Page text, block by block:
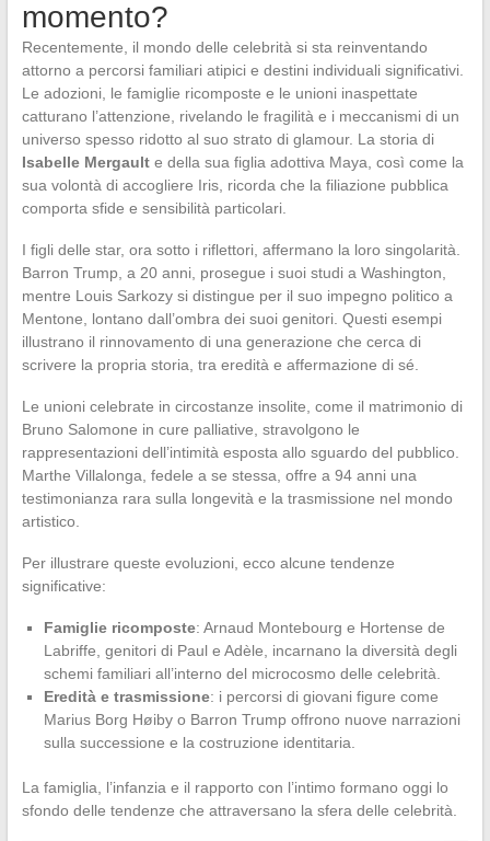
momento?
Recentemente, il mondo delle celebrità si sta reinventando
attorno a percorsi familiari atipici e destini individuali significativi.
Le adozioni, le famiglie ricomposte e le unioni inaspettate
catturano l’attenzione, rivelando le fragilità e i meccanismi di un
universo spesso ridotto al suo strato di glamour. La storia di
Isabelle Mergaulte della sua figlia adottiva Maya, così come la
sua volontà di accogliere Iris, ricorda che la filiazione pubblica
comporta sfide e sensibilità particolari.
I figli delle star, ora sotto i riflettori, affermano la loro singolarità.
Barron Trump, a 20 anni, prosegue i suoi studi a Washington,
mentre Louis Sarkozy si distingue per il suo impegno politico a
Mentone, lontano dall’ombra dei suoi genitori. Questi esempi
illustrano il rinnovamento di una generazione che cerca di
scrivere la propria storia, tra eredità e affermazione di sé.
Le unioni celebrate in circostanze insolite, come il matrimonio di
Bruno Salomone in cure palliative, stravolgono le
rappresentazioni dell’intimità esposta allo sguardo del pubblico.
Marthe Villalonga, fedele a se stessa, offre a 94 anni una
testimonianza rara sulla longevità e la trasmissione nel mondo
artistico.
Per illustrare queste evoluzioni, ecco alcune tendenze
significative:
Famiglie ricomposte: Arnaud Montebourg e Hortense de
Labriffe, genitori di Paul e Adèle, incarnano la diversità degli
schemi familiari all’interno del microcosmo delle celebrità.
Eredità e trasmissione: i percorsi di giovani figure come
Marius Borg Høiby o Barron Trump offrono nuove narrazioni
sulla successione e la costruzione identitaria.
La famiglia, l’infanzia e il rapporto con l’intimo formano oggi lo
sfondo delle tendenze che attraversano la sfera delle celebrità.